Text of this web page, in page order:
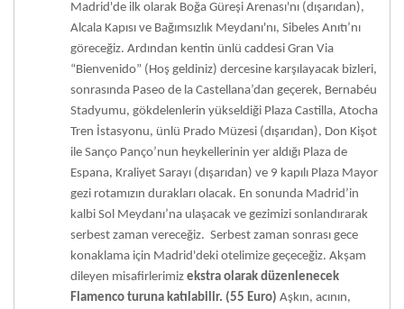
Madrid'de ilk olarak Boğa Güreşi Arenası'nı (dışarıdan),
Alcala Kapısı ve Bağımsızlık Meydanı'nı, Sibeles Anıtı’nı
göreceğiz. Ardından kentin ünlü caddesi Gran Via
“Bienvenido” (Hoş geldiniz) dercesine karşılayacak bizleri,
sonrasında Paseo de la Castellana’dan geçerek, Bernabéu
Stadyumu, gökdelenlerin yükseldiği Plaza Castilla, Atocha
Tren İstasyonu, ünlü Prado Müzesi (dışarıdan), Don Kişot
ile Sanço Panço’nun heykellerinin yer aldığı Plaza de
Espana, Kraliyet Sarayı (dışarıdan) ve 9 kapılı Plaza Mayor
gezi rotamızın durakları olacak. En sonunda Madrid’in
kalbi Sol Meydanı’na ulaşacak ve gezimizi sonlandırarak
serbest zaman vereceğiz. Serbest zaman sonrası gece
konaklama için Madrid'deki otelimize geçeceğiz. Akşam
dileyen misafirlerimiz ekstra olarak düzenlenecek
Flamenco turuna katılabilir. (55 Euro) Aşkın, acının,